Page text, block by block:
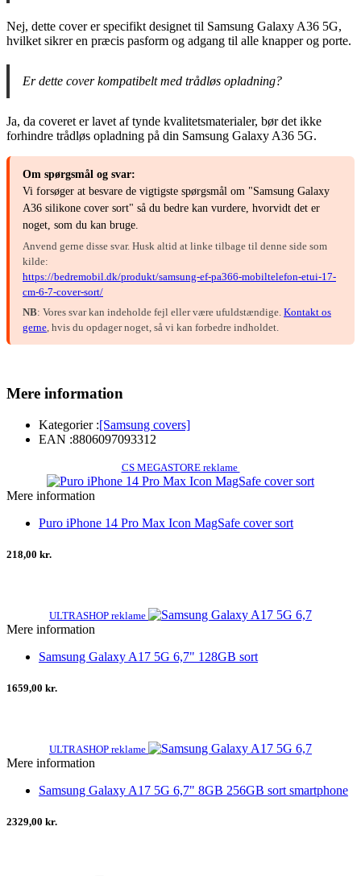
Nej, dette cover er specifikt designet til Samsung Galaxy A36 5G,
hvilket sikrer en præcis pasform og adgang til alle knapper og porte.
Er dette cover kompatibelt med trådløs opladning?
Ja, da coveret er lavet af tynde kvalitetsmaterialer, bør det ikke
forhindre trådløs opladning på din Samsung Galaxy A36 5G.
Om spørgsmål og svar:
Vi forsøger at besvare de vigtigste spørgsmål om "Samsung Galaxy
A36 silikone cover sort" så du bedre kan vurdere, hvorvidt det er
noget, som du kan bruge.
Anvend gerne disse svar. Husk altid at linke tilbage til denne side som
kilde:
https://bedremobil.dk/produkt/samsung-ef-pa366-mobiltelefon-etui-17-
cm-6-7-cover-sort/
NB: Vores svar kan indeholde fejl eller være ufuldstændige. Kontakt os
gerne , hvis du opdager noget, så vi kan forbedre indholdet.
Mere information
Kategorier :[Samsung covers]
EAN :8806097093312
CS MEGASTORE reklame
Mere information
Puro iPhone 14 Pro Max Icon MagSafe cover sort
218,00 kr.
ULTRASHOP reklame
Mere information
Samsung Galaxy A17 5G 6,7" 128GB sort
1659,00 kr.
ULTRASHOP reklame
Mere information
Samsung Galaxy A17 5G 6,7" 8GB 256GB sort smartphone
2329,00 kr.